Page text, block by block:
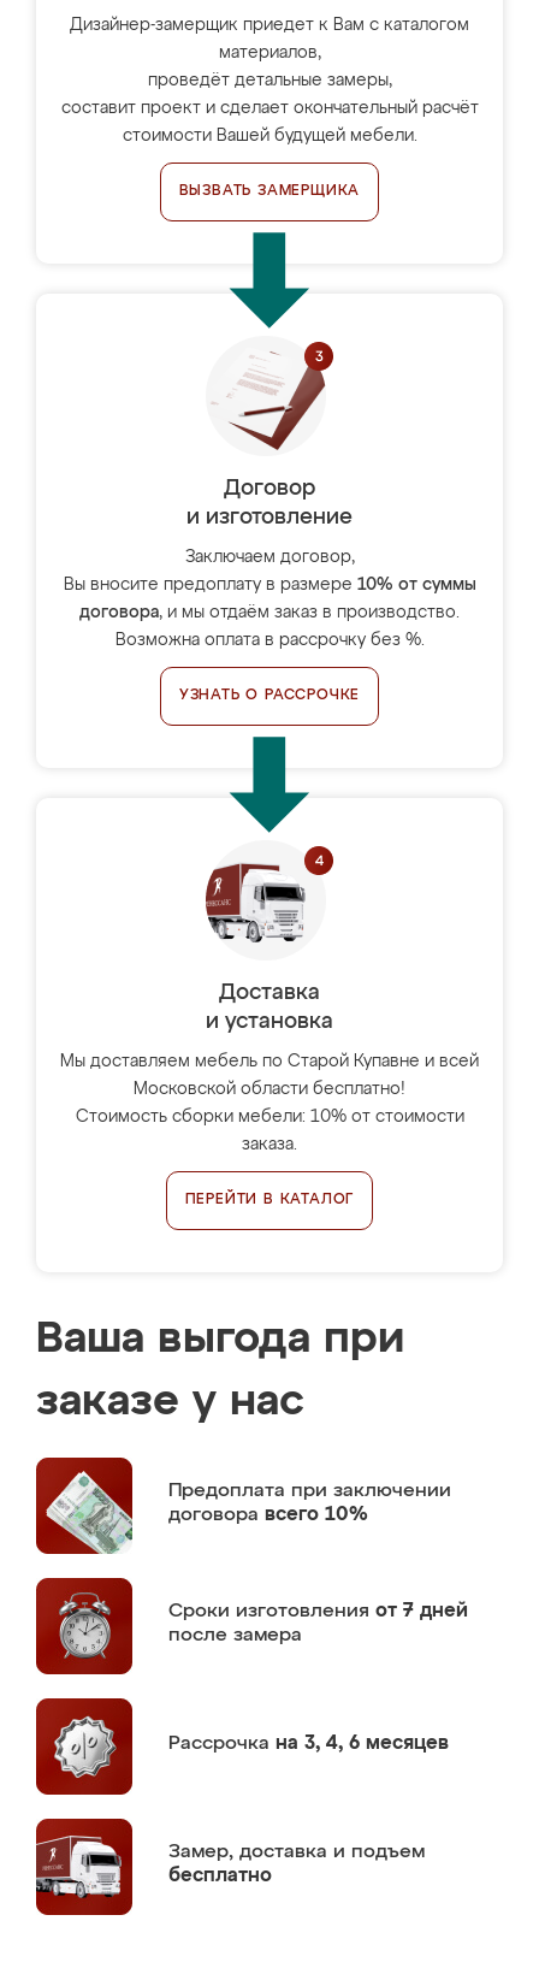
Дизайнер-замерщик приедет к Вам с каталогом
материалов,
проведёт детальные замеры,
составит проект и сделает окончательный расчёт
стоимости Вашей будущей мебели.
ВЫЗВАТЬ ЗАМЕРЩИКА
Договор
и изготовление
Заключаем договор,
Вы вносите предоплату в размере 10% от суммы
договора, и мы отдаём заказ в производство.
Возможна оплата в рассрочку без %.
УЗНАТЬ О РАССРОЧКЕ
Доставка
и установка
Мы доставляем мебель по Старой Купавне и всей
Московской области бесплатно!
Стоимость сборки мебели: 10% от стоимости
заказа.
ПЕРЕЙТИ В КАТАЛОГ
Ваша выгода при
заказе у нас
Предоплата при заключении
договора всего 10%
Сроки изготовления от 7 дней
после замера
Рассрочка на 3, 4, 6 месяцев
Замер, доставка и подъем
бесплатно